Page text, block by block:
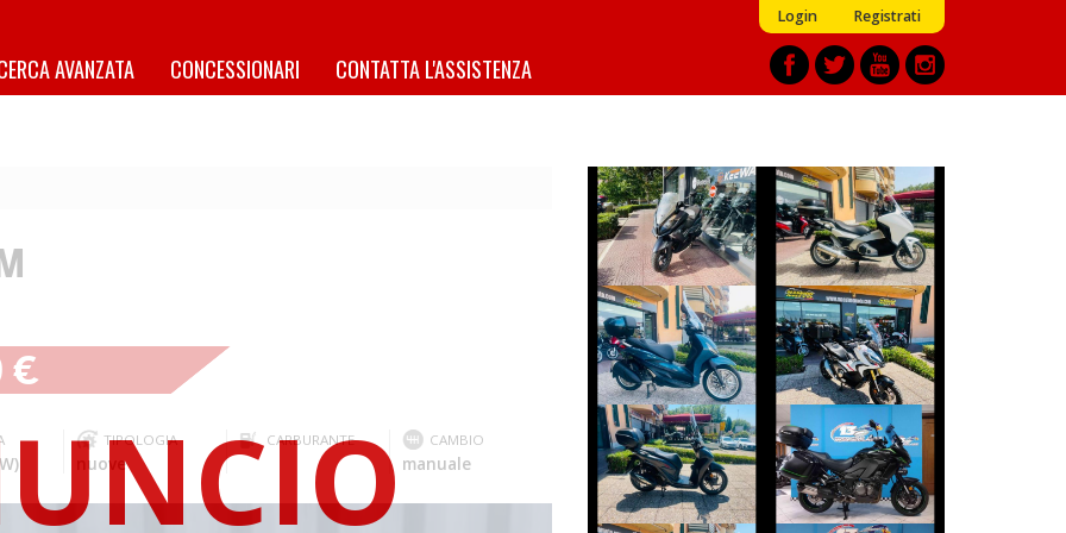
Login Registrati
AVANZATA CONCESSIONARI CONTATTA L'ASSISTENZA
€
TIPOLOGIA
nuove
CARBURANTE CAMBIO
manuale
KYMCO
DOWNTOWN
€ 1.390 €
HONDA INTEGRA
€ 2.990 €
PIAGGIO
BEVERLY
€ 3.990 €
HONDA X-ADV
€ 9.999 €
HONDA SH
€ 3.650 €
KAWASAKI
VERSYS
€ 9.990 €